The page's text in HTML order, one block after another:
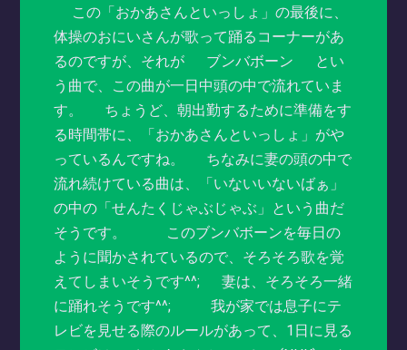
この「おかあさんといっしょ」の最後に、
体操のおにいさんが歌って踊るコーナーがあ
るのですが、それが ブンバボーン とい
う曲で、この曲が一日中頭の中で流れていま
す。 ちょうど、朝出勤するために準備をす
る時間帯に、「おかあさんといっしょ」がや
っているんですね。 ちなみに妻の頭の中で
流れ続けている曲は、「いないいないばぁ」
の中の「せんたくじゃぶじゃぶ」という曲だ
そうです。 このブンバボーンを毎日の
ように聞かされているので、そろそろ歌を覚
えてしまいそうです^^; 妻は、そろそろ一緒
に踊れそうです^^; 我が家では息子にテ
レビを見せる際のルールがあって、1日に見る